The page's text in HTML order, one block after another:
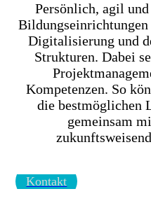
Persönlich, agil
Digitalisierung und
Strukturen. Dabei
Kompetenzen. So
die bestmöglichen
gemeinsam
Kontakt